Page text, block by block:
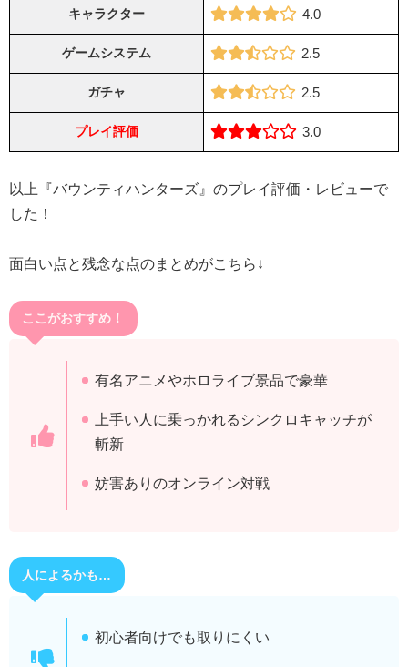
キャラクター 4.0
ゲームシステム 2.5
ガチャ 2.5
プレイ評価 3.0
以上『バウンティハンターズ』のプレイ評価・レビューで
した！
面白い点と残念な点のまとめがこちら↓
ここがおすすめ！
有名アニメやホロライブ景品で豪華
上手い人に乗っかれるシンクロキャッチが
斬新
妨害ありのオンライン対戦
人によるかも…
初心者向けでも取りにくい